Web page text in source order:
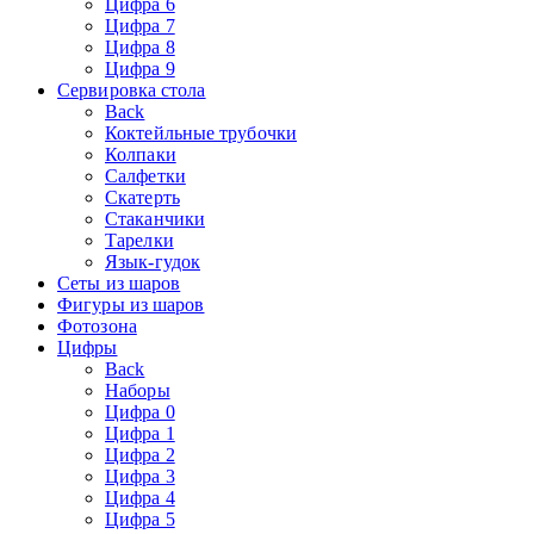
Цифра 6
Цифра 7
Цифра 8
Цифра 9
Сервировка стола
Back
Коктейльные трубочки
Колпаки
Салфетки
Скатерть
Стаканчики
Тарелки
Язык-гудок
Сеты из шаров
Фигуры из шаров
Фотозона
Цифры
Back
Наборы
Цифра 0
Цифра 1
Цифра 2
Цифра 3
Цифра 4
Цифра 5